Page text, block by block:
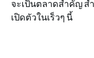
จะเป็นตลาดสำคัญ ส
เปิดตัวในเร็วๆ นี้